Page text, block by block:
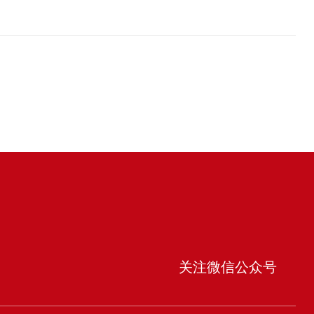
关注微信公众号